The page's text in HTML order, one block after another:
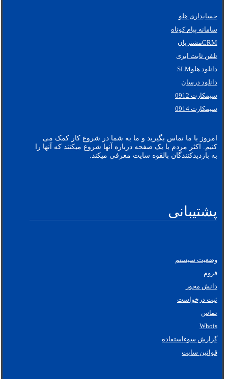
حسابداری هلو
سامانه پیام کوتاه
CRMمشتریان
تلفن ثابت ابری
دانلود هلوSLM
دانلود درسان
سیمکارت 0912
سیمکارت 0914
امروز با ما تماس بگیرید و ما به شما در شروع کار کمک می
کنیم. اکثر مردم با یک صفحه درباره آنها شروع میکنند که آنها را
به بازدیدکنندگان بالقوه سایت معرفی میکند.
پشتیبانی
وضعیت سیستم
فروم
دانش محور
ثبت درخواست
تماس
Whois
گزارش سوءاستفاده
قوانین سایت